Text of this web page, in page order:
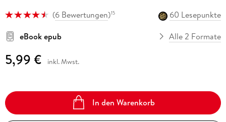
(6 Bewertungen)15
60 Lesepunkte
eBook epub
Alle 2 Formate
5,99 € inkl. Mwst.
In den Warenkorb